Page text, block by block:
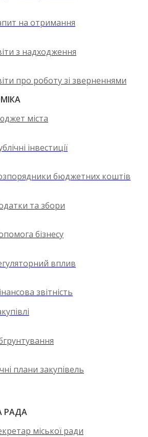
на отримання
з надходження
про роботу зі зверненнями
міста
інвестиції
бюджетних коштів
та збори
бізнесу
вплив
звітність
плани закупівель
РАДА
міської ради